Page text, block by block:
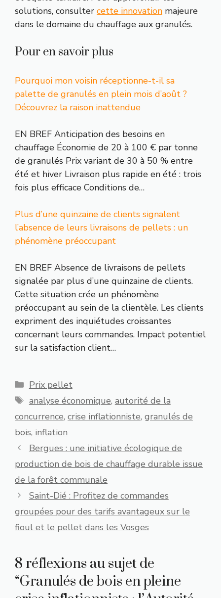
solutions, consulter cette innovation majeure
dans le domaine du chauffage aux granulés.
Pour en savoir plus
Pourquoi mon voisin réceptionne-t-il sa
palette de granulés en plein mois d’août ?
Découvrez la raison inattendue
EN BREF Anticipation des besoins en
chauffage Économie de 20 à 100 € par tonne
de granulés Prix variant de 30 à 50 % entre
été et hiver Livraison plus rapide en été : trois
fois plus efficace Conditions de…
Plus d’une quinzaine de clients signalent
l’absence de leurs livraisons de pellets : un
phénomène préoccupant
EN BREF Absence de livraisons de pellets
signalée par plus d’une quinzaine de clients.
Cette situation crée un phénomène
préoccupant au sein de la clientèle. Les clients
expriment des inquiétudes croissantes
concernant leurs commandes. Impact potentiel
sur la satisfaction client…
Catégories
Prix pellet
Étiquettes
analyse économique, autorité de la
concurrence, crise inflationniste, granulés de
bois, inflation
Bergues : une initiative écologique de
production de bois de chauffage durable issue
de la forêt communale
Saint-Dié : Profitez de commandes
groupées pour des tarifs avantageux sur le
fioul et le pellet dans les Vosges
8 réflexions au sujet de
“Granulés de bois en pleine